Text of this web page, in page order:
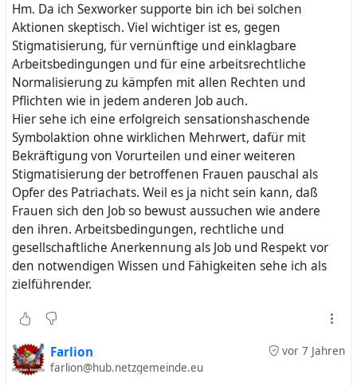
Hm. Da ich Sexworker supporte bin ich bei solchen
Aktionen skeptisch. Viel wichtiger ist es, gegen
Stigmatisierung, für vernünftige und einklagbare
Arbeitsbedingungen und für eine arbeitsrechtliche
Normalisierung zu kämpfen mit allen Rechten und
Pflichten wie in jedem anderen Job auch.
Hier sehe ich eine erfolgreich sensationshaschende
Symbolaktion ohne wirklichen Mehrwert, dafür mit
Bekräftigung von Vorurteilen und einer weiteren
Stigmatisierung der betroffenen Frauen pauschal als
Opfer des Patriachats. Weil es ja nicht sein kann, daß
Frauen sich den Job so bewust aussuchen wie andere
den ihren. Arbeitsbedingungen, rechtliche und
gesellschaftliche Anerkennung als Job und Respekt vor
den notwendigen Wissen und Fähigkeiten sehe ich als
zielführender.
vor 7 Jahren
Farlion
farlion@hub.netzgemeinde.eu